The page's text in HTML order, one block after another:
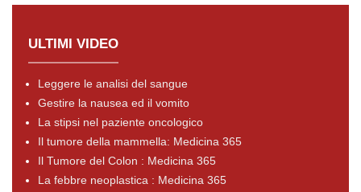
ULTIMI VIDEO
Leggere le analisi del sangue
Gestire la nausea ed il vomito
La stipsi nel paziente oncologico
Il tumore della mammella: Medicina 365
Il Tumore del Colon : Medicina 365
La febbre neoplastica : Medicina 365